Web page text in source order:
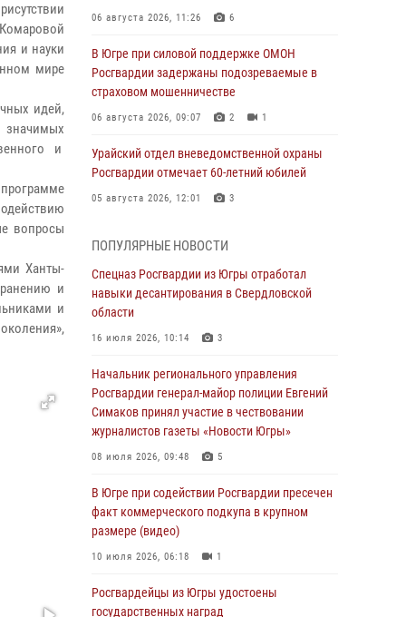
и науки
мире
идей,
значимых
и
вопросы
Ханты-
и
и
06 августа 2026, 11:26 6
В Югре при силовой поддержке ОМОН
Росгвардии задержаны подозреваемые в
страховом мошенничестве
06 августа 2026, 09:07 2 1
Урайский отдел вневедомственной охраны
Росгвардии отмечает 60-летний юбилей
05 августа 2026, 12:01 3
посвященных дню рождения генерала армии
Ивана Яковлева
05 августа 2026, 11:31 4
В Югре ОМОН Росгвардии оказал содействие
05 августа 2026, 11:14
В Югре сотрудники вневедомственной
охраны Росгвардии пресекли более 100
противоправных деяний за прошедшую
05 августа 2026, 05:56
Генерал-полковник Юрий Аверин выступил на
Всероссийском молодёжном
смыслов»
ПОПУЛЯРНЫЕ НОВОСТИ
Спецназ Росгвардии из Югры отработал
навыки десантирования в Свердловской
области
16 июля 2026, 10:14 3
Начальник регионального управления
Росгвардии генерал-майор полиции Евгений
Симаков принял участие в чествовании
журналистов газеты «Новости Югры»
08 июля 2026, 09:48 5
В Югре при содействии Росгвардии пресечен
факт коммерческого подкупа в крупном
размере (видео)
10 июля 2026, 06:18 1
Росгвардейцы из Югры удостоены
государственных наград